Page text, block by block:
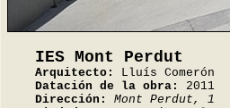
IES Mont Perdut
Arquitecto:
Lluís Comerón
Datación de la obra:
2011
Dirección:
Mont Perdut, 1